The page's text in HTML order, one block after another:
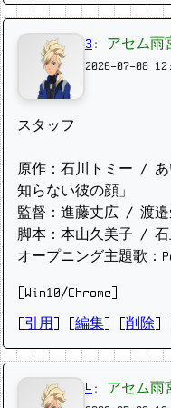
3 : アセム雨
2026-07-08
スタッフ
原作：石川トミー /
知らない彼の顔」
監督：進藤丈広 / 渡邉
脚本：本山久美子 / 石
オープニング主題歌：
[Win10/Chrome]
引用 編集 削除
4 : アセム雨